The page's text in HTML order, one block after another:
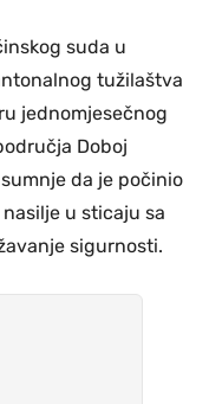
suda u
tužilaštva
jednomjesečnog
Doboj
da je počinio
u sticaju sa
sigurnosti.